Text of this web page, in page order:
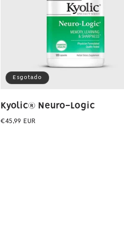
Esgotado
Kyolic® Neuro-Logic
Preço
€45,99 EUR